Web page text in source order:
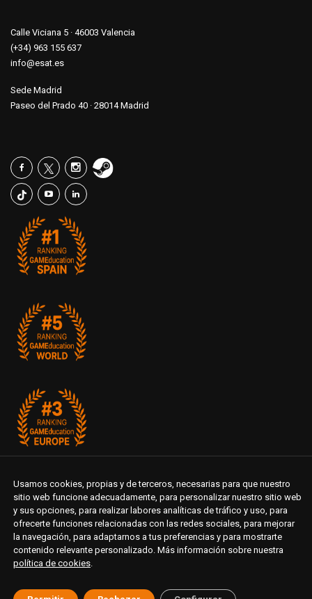
Calle Viciana 5 · 46003 Valencia
(+34) 963 155 637
info@esat.es
Sede Madrid
Paseo del Prado 40 · 28014 Madrid
Usamos cookies, propias y de terceros, necesarias para que nuestro
sitio web funcione adecuadamente, para personalizar nuestro sitio web
y sus opciones, para realizar labores analíticas de tráfico y uso, para
ofrecerte funciones relacionadas con las redes sociales, para mejorar
la navegación, para adaptarnos a tus preferencias y para mostrarte
contenido relevante personalizado. Más información sobre nuestra
política de cookies.